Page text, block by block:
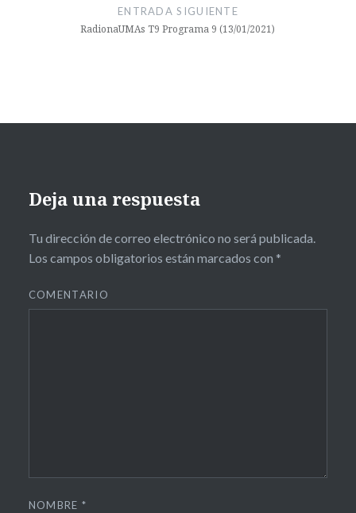
Virtual
Universidad
de Málaga
UMAbarbaridadTVT9
ENTRADA SIGUIENTE
RadionaUMAs T9 Programa 9 (13/01/2021)
Deja una respuesta
Tu dirección de correo electrónico no será publicada.
Los campos obligatorios están marcados con *
COMENTARIO
NOMBRE *